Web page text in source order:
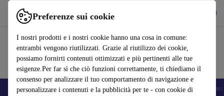
Preferenze sui cookie
I nostri prodotti e i nostri cookie hanno una cosa in comune:
entrambi vengono riutilizzati. Grazie al riutilizzo dei cookie,
possiamo fornirti contenuti ottimizzati e più pertinenti alle tue
esigenze.Per far sì che ciò funzioni correttamente, ti chiediamo il
consenso per analizzare il tuo comportamento di navigazione e
personalizzare i contenuti e la pubblicità per te - con cookie di
Usa refurbed in modo rapido e semplice
🎒 Back to school Smartphone Portatili Tablet Smartwatch